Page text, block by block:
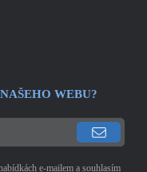
WEBU?
e-mailem a souhlasím